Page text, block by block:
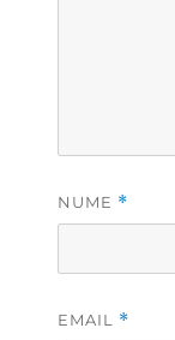
NUME *
EMAIL *